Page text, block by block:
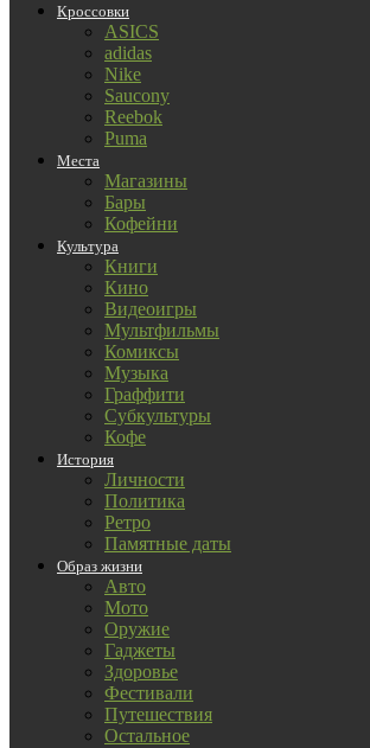
Кроссовки
ASICS
adidas
Nike
Saucony
Reebok
Puma
Места
Магазины
Бары
Кофейни
Культура
Книги
Кино
Видеоигры
Мультфильмы
Комиксы
Музыка
Граффити
Субкультуры
Кофе
История
Личности
Политика
Ретро
Памятные даты
Образ жизни
Авто
Мото
Оружие
Гаджеты
Здоровье
Фестивали
Путешествия
Остальное